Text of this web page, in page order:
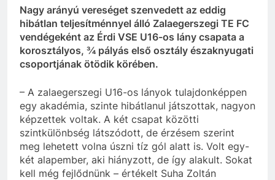
Nagy arányú vereséget szenvedett az eddig
hibátlan teljesítménnyel álló Zalaegerszegi TE FC
vendégeként az Érdi VSE U16-os lány csapata a
korosztályos, ¾ pályás első osztály északnyugati
csoportjának ötödik körében.
– A zalaegerszegi U16-os lányok tulajdonképpen
egy akadémia, szinte hibátlanul játszottak, nagyon
képzettek voltak. A két csapat közötti
szintkülönbség látszódott, de érzésem szerint
meg lehetett volna úszni tíz gól alatt is. Volt egy-
két alapember, aki hiányzott, de így alakult. Sokat
kell még fejlődnünk – értékelt Suha Zoltán